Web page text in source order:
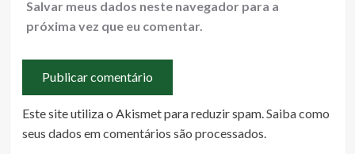
Salvar meus dados neste navegador para a
próxima vez que eu comentar.
Este site utiliza o Akismet para reduzir spam. Saiba como
seus dados em comentários são processados